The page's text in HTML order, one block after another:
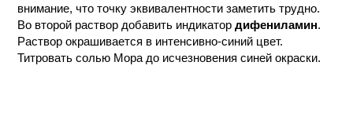
внимание, что точку эквивалентности заметить трудно.
Во второй раствор добавить индикатордифениламин.
Раствор окрашивается в интенсивно-синий цвет.
Титровать солью Мора до исчезновения синей окраски.